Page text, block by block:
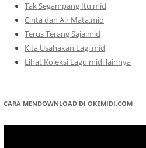
Tak Segampang Itu.mid
Cinta dan Air Mata.mid
Terus Terang Saja.mid
Kita Usahakan Lagi.mid
Lihat Koleksi Lagu midi lainnya
CARA MENDOWNLOAD DI OKEMIDI.COM